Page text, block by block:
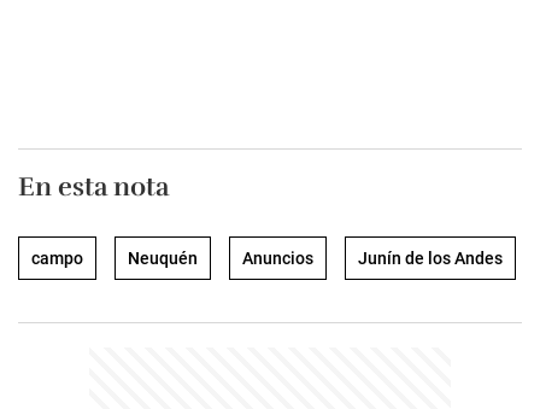
En esta nota
campo Neuquén Anuncios Junín de los Andes